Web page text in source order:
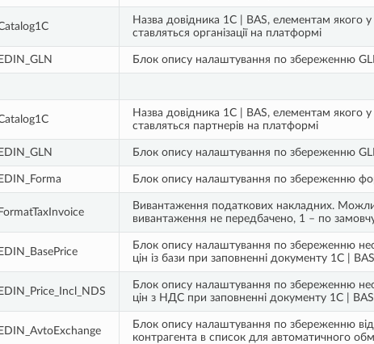
Назва довідника 1С | BAS, елементам якого у
ставляться організації на платформі
Блок опису налаштування по збереженню GLN
Назва довідника 1С | BAS, елементам якого у
ставляться партнерів на платформі
Блок опису налаштування по збереженню
Блок опису налаштування по збереженню
Вивантаження податкових накладних.
вивантаження не передбачено, 1 – по
Блок опису налаштування по збереженню
цін із бази при заповненні документу 1С | BAS
Блок опису налаштування по збереженню
цін з НДС при заповненні документу 1С | BAS
Блок опису налаштування по збереженню
контрагента в список для автоматичного